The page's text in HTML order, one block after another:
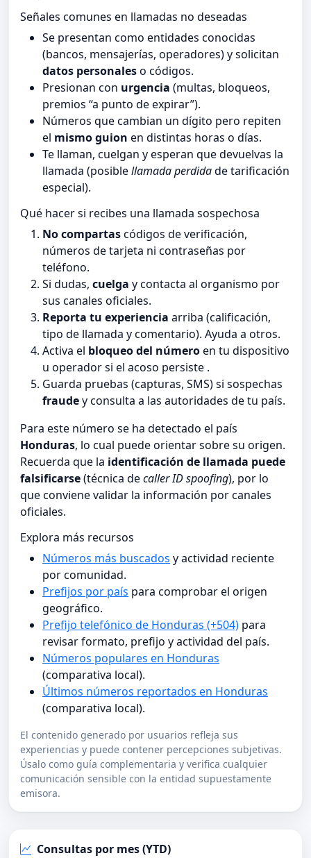
Señales comunes en llamadas no deseadas
Se presentan como entidades conocidas
(bancos, mensajerías, operadores) y solicitan
datos personaleso códigos.
Presionan con urgencia (multas, bloqueos,
premios “a punto de expirar”).
Números que cambian un dígito pero repiten
el mismo guion en distintas horas o días.
Te llaman, cuelgan y esperan que devuelvas la
llamada (posiblellamada perdidade tarificación
especial).
Qué hacer si recibes una llamada sospechosa
No compartascódigos de verificación,
números de tarjeta ni contraseñas por
teléfono.
Si dudas, cuelga y contacta al organismo por
sus canales oficiales.
Reporta tu experiencia arriba (calificación,
tipo de llamada y comentario). Ayuda a otros.
Activa el bloqueo del númeroen tu dispositivo
u operador si el acoso persiste .
Guarda pruebas (capturas, SMS) si sospechas
fraudey consulta a las autoridades de tu país.
Para este número se ha detectado el país
Honduras, lo cual puede orientar sobre su origen.
Recuerda que la identificación de llamada puede
falsificarse(técnica decaller ID spoofing), por lo
que conviene validar la información por canales
oficiales.
Explora más recursos
Números más buscados y actividad reciente
por comunidad.
Prefijos por país para comprobar el origen
geográfico.
Prefijo telefónico de Honduras (+504) para
revisar formato, prefijo y actividad del país.
Números populares en Honduras
(comparativa local).
Últimos números reportados en Honduras
(comparativa local).
El contenido generado por usuarios refleja sus
experiencias y puede contener percepciones subjetivas.
Úsalo como guía complementaria y verifica cualquier
comunicación sensible con la entidad supuestamente
emisora.
Consultas por mes (YTD)